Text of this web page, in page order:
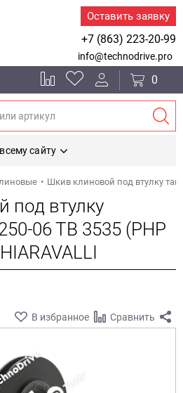
Оставить заявку
+7 (863) 223-20-99
info@technodrive.pro
0
сайту
Шкив клиновой под втулку
под втулку
06 TB 3535 (PHP
В избранное Сравнить